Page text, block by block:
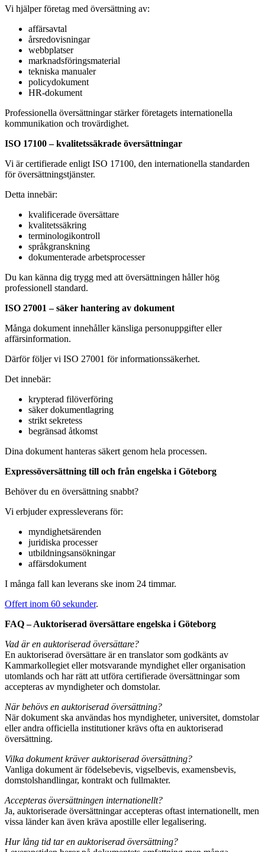
Vi hjälper företag med översättning av:
affärsavtal
årsredovisningar
webbplatser
marknadsföringsmaterial
tekniska manualer
policydokument
HR-dokument
Professionella översättningar stärker företagets internationella
kommunikation och trovärdighet.
ISO 17100 – kvalitetssäkrade översättningar
Vi är certifierade enligt ISO 17100, den internationella standarden
för översättningstjänster.
Detta innebär:
kvalificerade översättare
kvalitetssäkring
terminologikontroll
språkgranskning
dokumenterade arbetsprocesser
Du kan känna dig trygg med att översättningen håller hög
professionell standard.
ISO 27001 – säker hantering av dokument
Många dokument innehåller känsliga personuppgifter eller
affärsinformation.
Därför följer vi ISO 27001 för informationssäkerhet.
Det innebär:
krypterad filöverföring
säker dokumentlagring
strikt sekretess
begränsad åtkomst
Dina dokument hanteras säkert genom hela processen.
Expressöversättning till och från engelska i Göteborg
Behöver du en översättning snabbt?
Vi erbjuder expressleverans för:
myndighetsärenden
juridiska processer
utbildningsansökningar
affärsdokument
I många fall kan leverans ske inom 24 timmar.
Offert inom 60 sekunder.
FAQ – Auktoriserad översättare engelska i Göteborg
Vad är en auktoriserad översättare?
En auktoriserad översättare är en translator som godkänts av
Kammarkollegiet eller motsvarande myndighet eller organisation
utomlands och har rätt att utföra certifierade översättningar som
accepteras av myndigheter och domstolar.
När behövs en auktoriserad översättning?
När dokument ska användas hos myndigheter, universitet, domstolar
eller andra officiella institutioner krävs ofta en auktoriserad
översättning.
Vilka dokument kräver auktoriserad översättning?
Vanliga dokument är födelsebevis, vigselbevis, examensbevis,
domstolshandlingar, kontrakt och fullmakter.
Accepteras översättningen internationellt?
Ja, auktoriserade översättningar accepteras oftast internationellt, men
vissa länder kan även kräva apostille eller legalisering.
Hur lång tid tar en auktoriserad översättning?